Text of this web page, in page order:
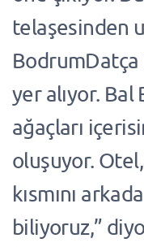
telaşesinden
yer alıyor.
ağaçları
oluşuyor.
kısmını
biliyoruz,”